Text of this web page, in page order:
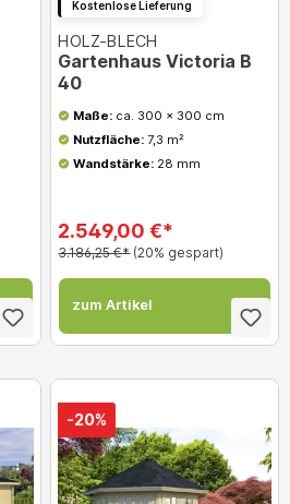
Kostenlose Lieferung
HOLZ-BLECH
Gartenhaus Victoria B
40
Maße: ca. 300 x 300 cm
Nutzfläche:7,3 m²
Wandstärke: 28 mm
2.549,00 €*
3.186,25 €* (20% gespart)
zum Artikel
-20%